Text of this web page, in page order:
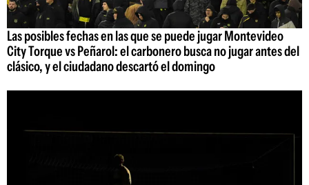
Las posibles fechas en las que se puede jugar Montevideo
City Torque vs Peñarol: el carbonero busca no jugar antes del
clásico, y el ciudadano descartó el domingo